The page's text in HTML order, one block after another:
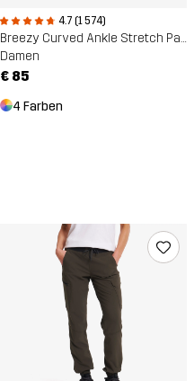
4.7 (1 574)
Breezy Curved Ankle Stretch Pants
Damen
€ 85
4 Farben